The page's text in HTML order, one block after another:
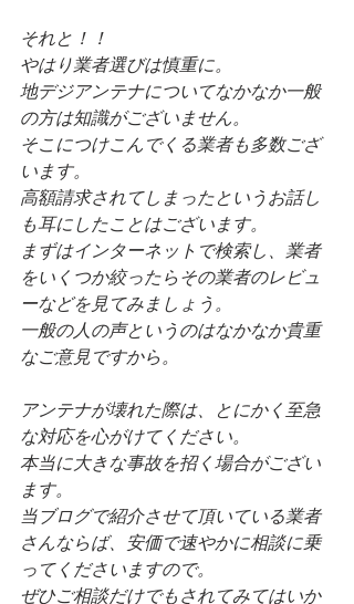
それと！！
やはり業者選びは慎重に。
地デジアンテナについてなかなか一般
の方は知識がございません。
そこにつけこんでくる業者も多数ござ
います。
高額請求されてしまったというお話し
も耳にしたことはございます。
まずはインターネットで検索し、業者
をいくつか絞ったらその業者のレビュ
ーなどを見てみましょう。
一般の人の声というのはなかなか貴重
なご意見ですから。
アンテナが壊れた際は、とにかく至急
な対応を心がけてください。
本当に大きな事故を招く場合がござい
ます。
当ブログで紹介させて頂いている業者
さんならば、安価で速やかに相談に乗
ってくださいますので。
ぜひご相談だけでもされてみてはいか